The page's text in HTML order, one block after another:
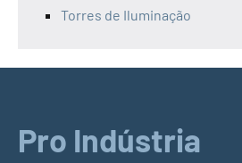
Torres de Iluminação
Pro Indústria